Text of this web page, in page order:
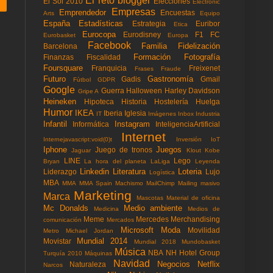
Electronic
Arts
Emprendedor Empresas Encuestas Equipo
España Estadísticas Estrategia Etica Euribor
Eurobasket Eurocopa Eurodisney Europa F1
FC
Barcelona
Facebook Familia Fidelización
Finanzas Fiscalidad Formación
Fotografía
Foursquare
Franquicia Frases Fraude Freixenet
Futuro Fùtbol GDPR Gadis Gastronomía Gmail
Google Gripe A Guerra Halloween Harley Davidson
Heineken Hipoteca Historia Hostelería Huelga
Humor IKEA IT Iberia Iglesia Imágenes Inbox Industria
Infantil Informática Instagram InteligenciaArtificial
Internejavascript:void(0)t Internet Inversión IoT
Iphone Jaguar Juego de tronos Juegos Klout Kobe
Bryan
LINE La hora del planeta LaLiga Lego Leyenda
Liderazgo Linkedin Literatura Logística Loteria Lujo
MBA MMA MMA Spain Machismo MailChimp Mailing masivo
Marca Marketing Mascotas Material de oficina
Mc Donalds Medicina Medio ambiente
Medios de
comunicación Meme Mercados Mercedes Merchandising
Metro Michael Jordan Microsoft Moda
Movilidad
Movistar
Mundial 2014 Mundial 2018
Mundobasket
Turquía 2010 Máquinas Música NBA NH Hotel Group
Narcos Naturaleza Navidad Negocios Netflix